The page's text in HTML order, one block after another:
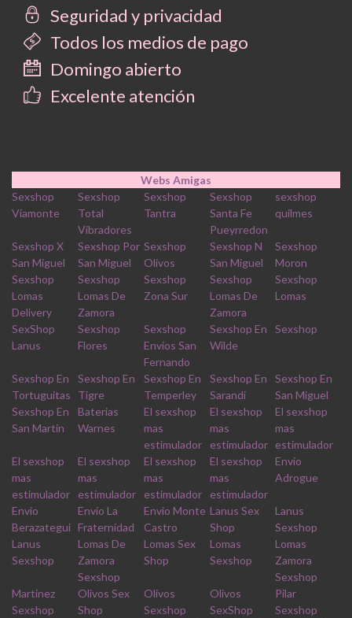
Seguridad y privacidad
Todos los medios de pago
Domingo abierto
Excelente atención
Webs Amigas
Sexshop
Viamonte
Sexshop
Total
Vibradores
Sexshop
Tantra
Sexshop
Santa Fe
Pueyrredon
sexshop
quilmes
Sexshop X
San Miguel
Sexshop Por
San Miguel
Sexshop
Olivos
Sexshop N
San Miguel
Sexshop
Moron
Sexshop
Lomas
Delivery
Sexshop
Lomas De
Zamora
Sexshop
Zona Sur
Sexshop
Lomas De
Zamora
Sexshop
Lomas
SexShop
Lanus
Sexshop
Flores
Sexshop
Envios San
Fernando
Sexshop En
Wilde
Sexshop
Sexshop En
Tortuguitas
Sexshop En
Tigre
Sexshop En
Temperley
Sexshop En
Sarandi
Sexshop En
San Miguel
Sexshop En
San Martin
Baterias
Warnes
El sexshop
mas
estimulador
El sexshop
mas
estimulador
El sexshop
mas
estimulador
El sexshop
mas
estimulador
El sexshop
mas
estimulador
El sexshop
mas
estimulador
El sexshop
mas
estimulador
Envio
Adrogue
Envio
Berazategui
Envio La
Fraternidad
Envio Monte
Castro
Lanus Sex
Shop
Lanus
Sexshop
Lanus
Sexshop
Lomas De
Zamora
Sexshop
Lomas Sex
Shop
Lomas
Sexshop
Lomas
Zamora
Sexshop
Martinez
Sexshop
Olivos Sex
Shop
Olivos
Sexshop
Olivos
SexShop
Pilar
Sexshop